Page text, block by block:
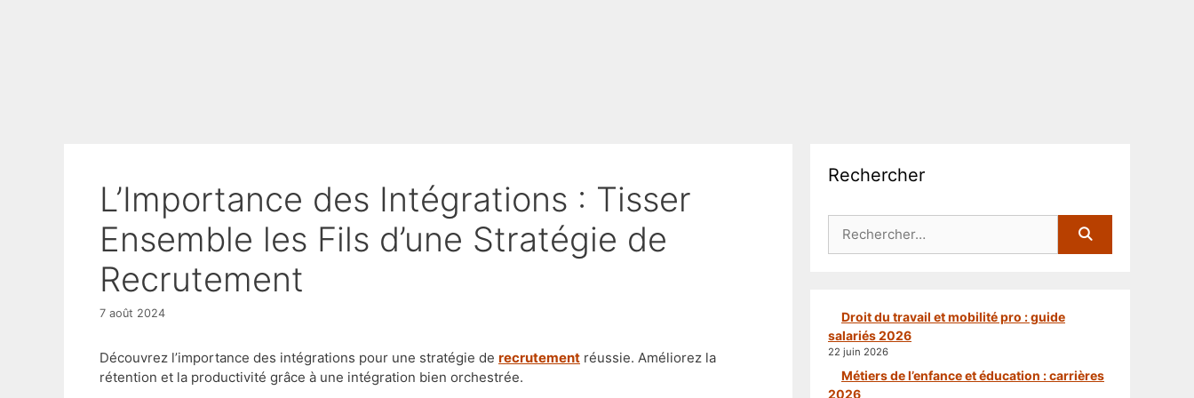
L’Importance des Intégrations : Tisser
Ensemble les Fils d’une Stratégie de
Recrutement
7 août 2024
Découvrez l’importance des intégrations pour une stratégie de recrutement réussie. Améliorez la
rétention et la productivité grâce à une intégration bien orchestrée.
Rechercher
Droit du travail et mobilité pro : guide
salariés 2026
22 juin 2026
Métiers de l’enfance et éducation : carrières
2026